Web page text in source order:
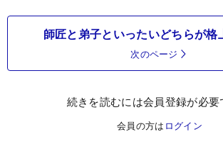
師匠と弟子といったいどちらが格
次のページ
続きを読むには会員登録が必要
会員の方は ログイン